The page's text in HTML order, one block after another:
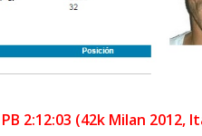
2:12:03 (42k Milan 2012,